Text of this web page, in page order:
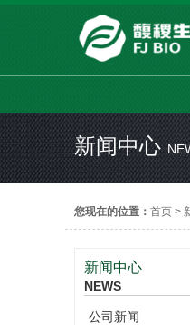
新闻中心
您现在的位置： 首页 >
新闻中心
NEWS
公司新闻